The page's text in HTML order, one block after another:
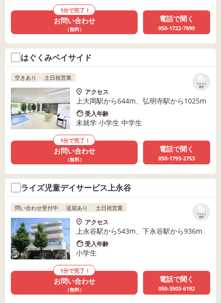
1分で完了！
お問い合わせ
（無料）
電話で聞く
050-1722-7899
はぐくみベイサイド
リストに
保存
空きあり 土日祝営業
アクセス
上大岡駅から644m、弘明寺駅から1025m
受入年齢
未就学 小学生 中学生
1分で完了！
お問い合わせ
（無料）
電話で聞く
050-1793-2753
ライズ児童デイサービス上永谷
リストに
保存
問い合わせ受付中 送迎あり 土日祝営業
アクセス
上永谷駅から543m、下永谷駅から936m
受入年齢
小学生
1分で完了！
お問い合わせ
（無料）
電話で聞く
050-3503-6192